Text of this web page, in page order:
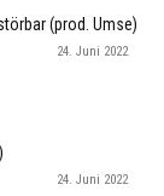
(prod. Umse)
24. Juni 2022
24. Juni 2022